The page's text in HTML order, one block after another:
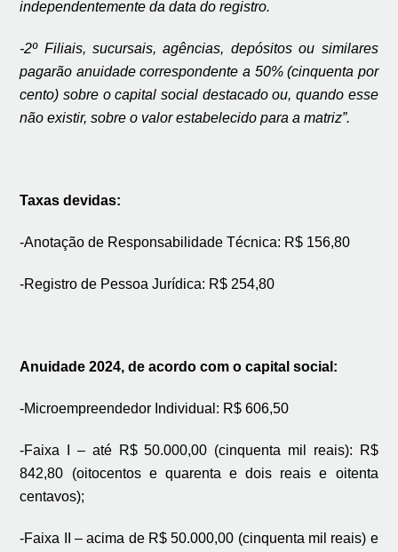
independentemente da data do registro.
-2º Filiais, sucursais, agências, depósitos ou similares
pagarão anuidade correspondente a 50% (cinquenta por
cento) sobre o capital social destacado ou, quando esse
não existir, sobre o valor estabelecido para a matriz”.
Taxas devidas:
-Anotação de Responsabilidade Técnica: R$ 156,80
-Registro de Pessoa Jurídica: R$ 254,80
Anuidade 2024, de acordo com o capital social:
-Microempreendedor Individual: R$ 606,50
-Faixa I – até R$ 50.000,00 (cinquenta mil reais): R$
842,80 (oitocentos e quarenta e dois reais e oitenta
centavos);
-Faixa II – acima de R$ 50.000,00 (cinquenta mil reais) e